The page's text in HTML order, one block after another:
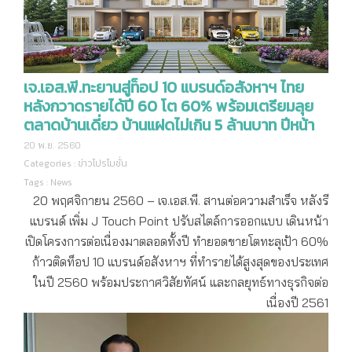
เจ.เอส.พี.ทะยานสู่ท็อป 10 แบรนด์อสังหาฯ ไทย
หลังกวาดรายได้ปี 60 โต 60% พร้อมเตรียมลุย
ตลาดบ้านเดี่ยว บ้านแฝดไม่เกิน 5 ล้านบาท ปีหน้า
20 พ.ย. 2560
Categories : ข่าวโปรโมชั่น
Tags : News
20 พฤศจิกายน 2560 – เจ.เอส.พี. สานต่อความสำเร็จ หลังรี
แบรนด์ เพิ่ม J Touch Point ปรับสไตล์การออกแบบ เดินหน้า
เปิดโครงการต่อเนื่องมาตลอดทั้งปี ทำยอดขายโตทะลุเป้า 60%
ก้าวติดท็อป 10 แบรนด์อสังหาฯ ที่ทำรายได้สูงสุดของประเทศ
ในปี 2560 พร้อมประกาศวิสัยทัศน์ และกลยุทธ์ทางธุรกิจต่อ
เนื่องปี 2561